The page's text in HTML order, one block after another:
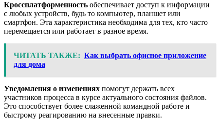
Кроссплатформенность обеспечивает доступ к информации
с любых устройств, будь то компьютер, планшет или
смартфон. Эта характеристика необходима для тех, кто часто
перемещается или работает в разное время.
ЧИТАТЬ ТАКЖЕ: Как выбрать офисное приложение
для дома
Уведомления о изменениях помогут держать всех
участников процесса в курсе актуального состояния файлов.
Это способствует более слаженной командной работе и
быстрому реагированию на внесенные правки.